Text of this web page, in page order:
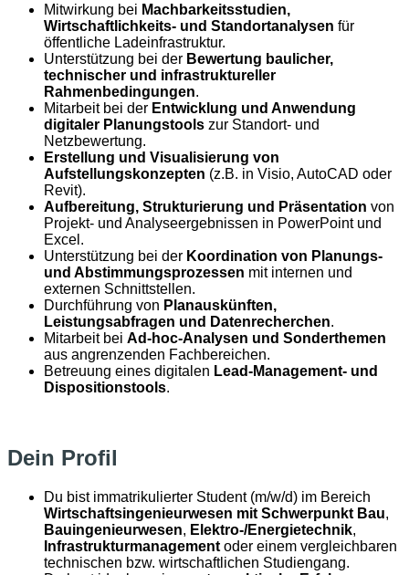
Mitwirkung bei Machbarkeitsstudien,
Wirtschaftlichkeits- und Standortanalysen für
öffentliche Ladeinfrastruktur.
Unterstützung bei der Bewertung baulicher,
technischer und infrastruktureller
Rahmenbedingungen.
Mitarbeit bei der Entwicklung und Anwendung
digitaler Planungstools zur Standort- und
Netzbewertung.
Erstellung und Visualisierung von
Aufstellungskonzepten (z.B. in Visio, AutoCAD oder
Revit).
Aufbereitung, Strukturierung und Präsentation von
Projekt- und Analyseergebnissen in PowerPoint und
Excel.
Unterstützung bei der Koordination von Planungs-
und Abstimmungsprozessen mit internen und
externen Schnittstellen.
Durchführung von Planauskünften,
Leistungsabfragen und Datenrecherchen.
Mitarbeit bei Ad-hoc-Analysen und Sonderthemen
aus angrenzenden Fachbereichen.
Betreuung eines digitalen Lead-Management- und
Dispositionstools.
Dein Profil
Du bist immatrikulierter Student (m/w/d) im Bereich
Wirtschaftsingenieurwesen mit Schwerpunkt Bau,
Bauingenieurwesen, Elektro-/Energietechnik,
Infrastrukturmanagement oder einem vergleichbaren
technischen bzw. wirtschaftlichen Studiengang.